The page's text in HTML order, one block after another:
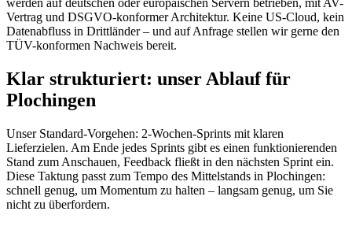
werden auf deutschen oder europäischen Servern betrieben, mit AV-
Vertrag und DSGVO-konformer Architektur. Keine US-Cloud, kein
Datenabfluss in Drittländer – und auf Anfrage stellen wir gerne den
TÜV-konformen Nachweis bereit.
Klar strukturiert: unser Ablauf für
Plochingen
Unser Standard-Vorgehen: 2-Wochen-Sprints mit klaren
Lieferzielen. Am Ende jedes Sprints gibt es einen funktionierenden
Stand zum Anschauen, Feedback fließt in den nächsten Sprint ein.
Diese Taktung passt zum Tempo des Mittelstands in Plochingen:
schnell genug, um Momentum zu halten – langsam genug, um Sie
nicht zu überfordern.